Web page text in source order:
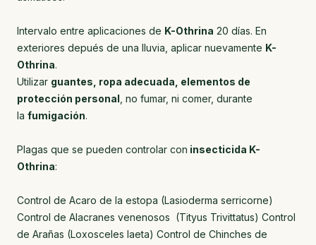
Intervalo entre aplicaciones de K-Othrina 20 días. En
exteriores depués de una lluvia, aplicar nuevamente K-
Othrina.
Utilizar guantes, ropa adecuada, elementos de
protección personal , no fumar, ni comer, durante
la fumigación.
Plagas que se pueden controlar con insecticida K-
Othrina:
Control de Acaro de la estopa (Lasioderma serricorne)
Control de Alacranes venenosos (Tityus Trivittatus) Control
de Arañas (Loxosceles laeta) Control de Chinches de